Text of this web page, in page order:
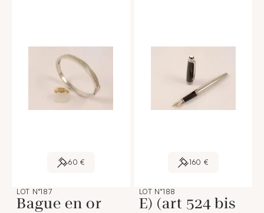
60 €
LOT N°187
Bague en or
160 €
LOT N°188
E) (art 524 bis